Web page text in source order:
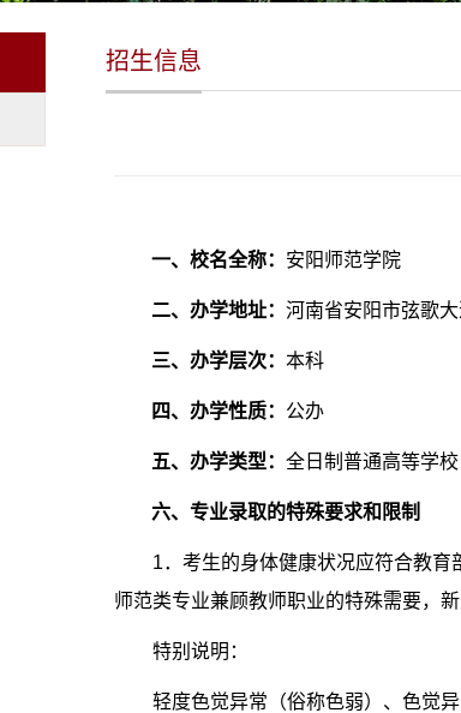
招生信息
一、校名全称： 安阳师范学院
二、办学地址： 河南省安阳市弦歌
三、办学层次： 本科
四、办学性质： 公办
五、办学类型： 全日制普通高等学校
六、专业录取的特殊要求和限制
1．考生的身体健康状况应符合教
师范类专业兼顾教师职业的特殊需要，
特别说明：
轻度色觉异常（俗称色弱）、色觉